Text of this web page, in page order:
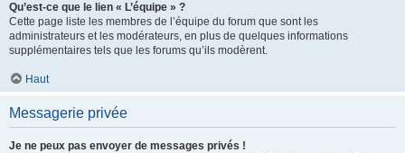
Qu’est-ce que le lien « L’équipe » ?
Cette page liste les membres de l’équipe du forum que sont les
administrateurs et les modérateurs, en plus de quelques informations
supplémentaires tels que les forums qu’ils modèrent.
Haut
Messagerie privée
Je ne peux pas envoyer de messages privés !